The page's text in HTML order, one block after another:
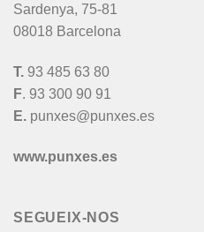
Sardenya, 75-81
08018 Barcelona
T. 93 485 63 80
F. 93 300 90 91
E. punxes@punxes.es
www.punxes.es
SEGUEIX-NOS